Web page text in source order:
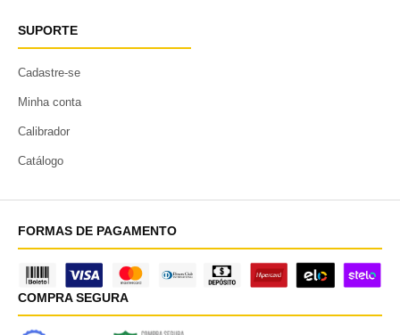
SUPORTE
Cadastre-se
Minha conta
Calibrador
Catálogo
FORMAS DE PAGAMENTO
COMPRA SEGURA